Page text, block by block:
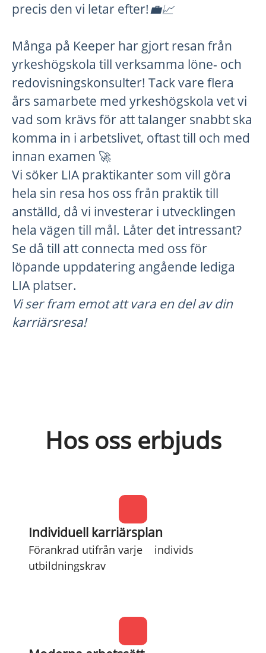
precis den vi letar efter!💼📈
Många på Keeper har gjort resan från
yrkeshögskola till verksamma löne- och
redovisningskonsulter! Tack vare flera
års samarbete med yrkeshögskola vet vi
vad som krävs för att talanger snabbt ska
komma in i arbetslivet, oftast till och med
innan examen 🚀
Vi söker LIA praktikanter som vill göra
hela sin resa hos oss från praktik till
anställd, då vi investerar i utvecklingen
hela vägen till mål. Låter det intressant?
Se då till att connecta med oss för
löpande uppdatering angående lediga
LIA platser.
Vi ser fram emot att vara en del av din
karriärsresa!
Hos oss erbjuds
Individuell karriärsplan
Förankrad utifrån varje individs
utbildningskrav